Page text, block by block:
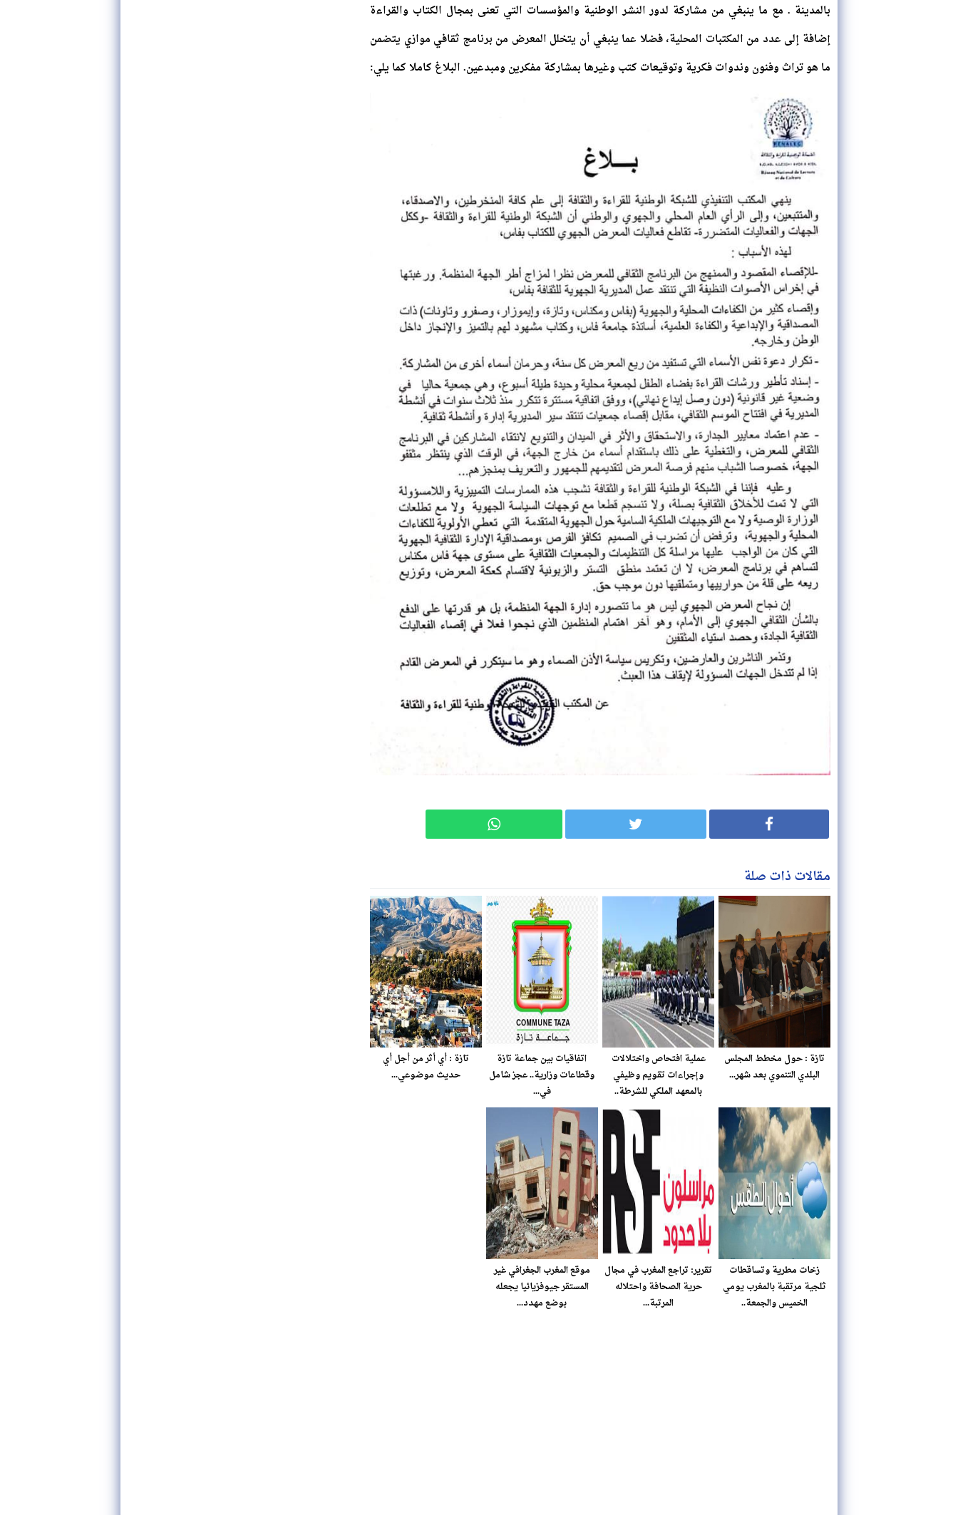
بالمدينة . مع ما ينبغي من مشاركة لدور النشر الوطنية والمؤسسات التي تعنى بمجال الكتاب والقراءة
إضافة إلى عدد من المكتبات المحلية، فضلا عما ينبغي أن يتخلل المعرض من برنامج ثقافي موازي يتضمن
ما هو تراث وفنون وندوات فكرية وتوقيعات كتب وغيرها بمشاركة مفكرين ومبدعين. البلاغ كاملا كما يلي:
مقالات ذات صلة
تازة : حول مخطط المجلس
البلدي التنموي بعد شهر...
عملية افتحاص واختلالات
وإجراءات تقويم وظيفي
بالمعهد الملكي للشرطة..
اتفاقيات بين جماعة تازة
وقطاعات وزارية.. عجز شامل
في...
تازة : أي أثر من أجل أي
حديث موضوعي...
زخات مطرية وتساقطات
ثلجية مرتقبة بالمغرب يومي
الخميس والجمعة..
تقرير: تراجع المغرب في مجال
حرية الصحافة واحتلاله
المرتبة...
موقع المغرب الجغرافي غير
المستقر جيوفزيائيا يجعله
بوضع مهدد...